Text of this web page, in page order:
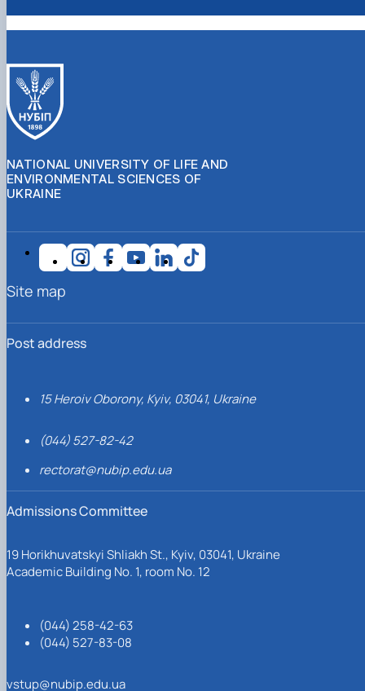
NATIONAL UNIVERSITY OF LIFE AND
ENVIRONMENTAL SCIENCES OF
UKRAINE
Post address
15 Heroiv Oborony, Kyiv, 03041, Ukraine
(044) 527-82-42
rectorat@nubip.edu.ua
Admissions Committee
19 Horikhuvatskyi Shliakh St., Kyiv, 03041, Ukraine
Academic Building No. 1, room No. 12
(044) 258-42-63
(044) 527-83-08
vstup@nubip.edu.ua
Site map